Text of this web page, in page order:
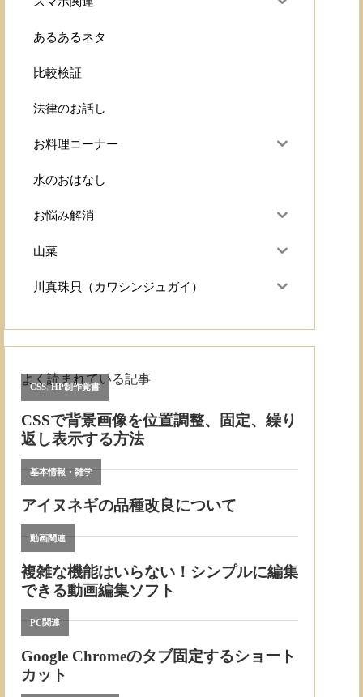
あるあるネタ
比較検証
法律のお話し
お料理コーナー
水のおはなし
お悩み解消
山菜
川真珠貝（カワシンジュガイ）
よく読まれている記事